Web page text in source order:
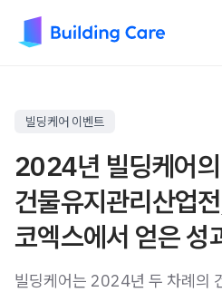
빌딩케어 이벤트
2024년 빌딩케어
건물유지관리산업
코엑스에서 얻은 성
빌딩케어는 2024년 두 차례의